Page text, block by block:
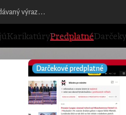
KarikatúryPredplatnéDarčeky
Darčekové predplatné